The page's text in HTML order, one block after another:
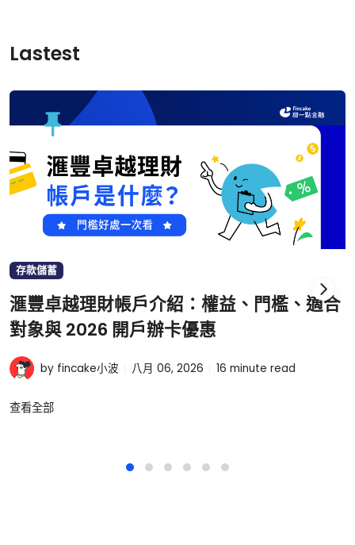
Lastest
存款儲蓄
滙豐卓越理財帳戶介紹：權益、門檻、適合
對象與 2026 開戶辦卡優惠
by fincake小波 八月 06, 2026 16 minute read
查看全部